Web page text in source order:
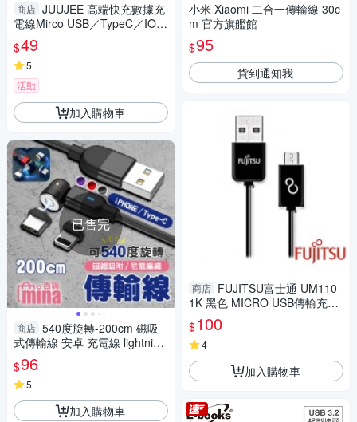
商店 JUUJEE 高端快充數據充
電線Mirco USB／TypeC／IOS
／CtoC(1M)1條入 款式可選
【小三美日】 D020819
$49
5
活動
加入購物車
已售完
商店 540度旋轉-200cm 磁吸
式傳輸線 安卓 充電線 lightning
快充線 (mina百貨)【C0248】
$96
5
加入購物車
小米 Xiaomi 二合一傳輸線 30c
m 官方旗艦館
$95
貨到通知我
商店 FUJITSU富士通 UM110-
1K 黑色 MICRO USB傳輸充電
圓線-15CM
$100
4
加入購物車